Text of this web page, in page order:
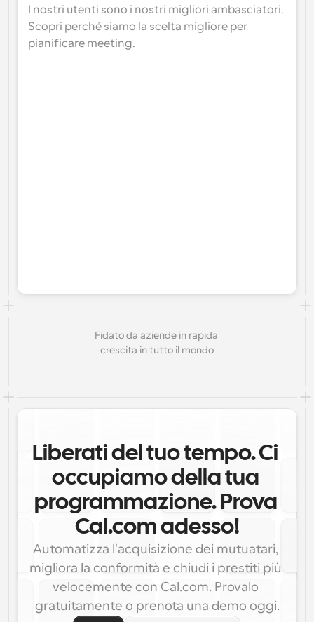
I nostri utenti sono i nostri migliori ambasciatori.
Scopri perché siamo la scelta migliore per
pianificare meeting.
Fidato da aziende in rapida
crescita in tutto il mondo
Liberati del tuo tempo. Ci
occupiamo della tua
programmazione. Prova
Cal.com adesso!
Automatizza l'acquisizione dei mutuatari,
migliora la conformità e chiudi i prestiti più
velocemente con Cal.com. Provalo
gratuitamente o prenota una demo oggi.